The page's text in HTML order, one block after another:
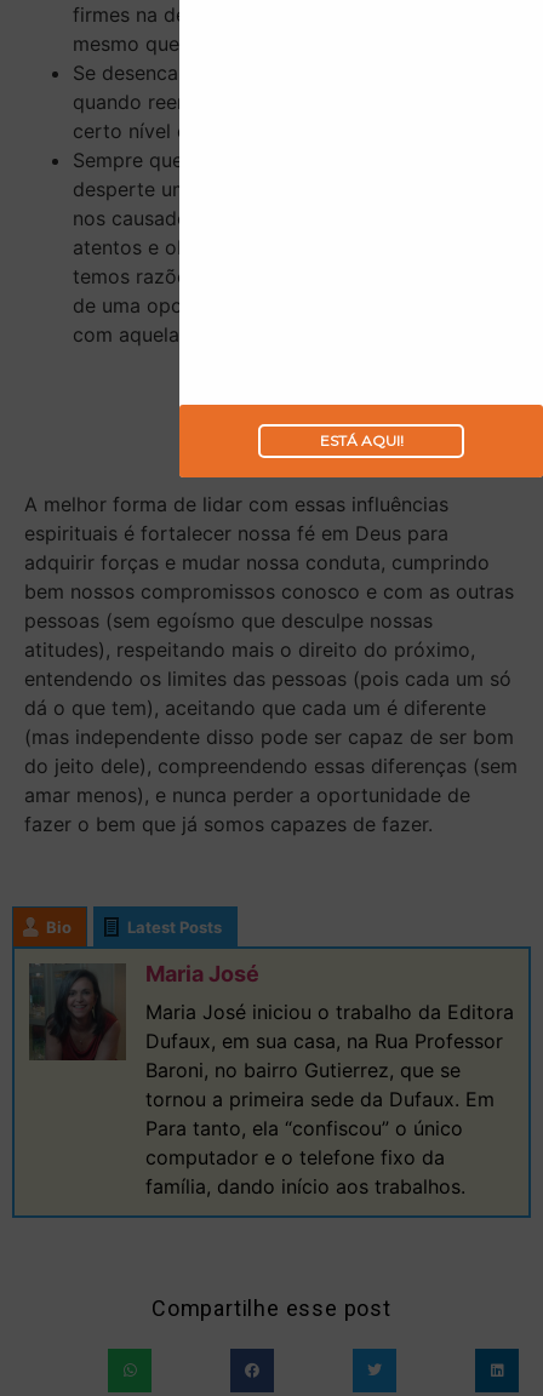
firmes na determinação de trocar os hábitos,
mesmo que leve uma vida inteira.
Se desencarnarmos um pouco melhor de
quando reencarnamos, já teremos alcançado
certo nível de progresso espiritual.
Sempre que nos encontrarmos com alguém que
desperte uma antipatia gratuita, sem nunca ter
nos causado qualquer mal, podemos ficar
atentos e observar, ao longo de um tempo, se
temos razões para isso. Podemos estar diante
de uma oportunidade de reajuste do passado
com aquela pessoa.
CONCLUSÃO
A melhor forma de lidar com essas influências
espirituais é fortalecer nossa fé em Deus para
adquirir forças e mudar nossa conduta, cumprindo
bem nossos compromissos conosco e com as outras
pessoas (sem egoísmo que desculpe nossas
atitudes), respeitando mais o direito do próximo,
entendendo os limites das pessoas (pois cada um só
dá o que tem), aceitando que cada um é diferente
(mas independente disso pode ser capaz de ser bom
do jeito dele), compreendendo essas diferenças (sem
amar menos), e nunca perder a oportunidade de
fazer o bem que já somos capazes de fazer.
Bio Latest Posts
Maria José
Maria José iniciou o trabalho da Editora
Dufaux, em sua casa, na Rua Professor
Baroni, no bairro Gutierrez, que se
tornou a primeira sede da Dufaux. Em
Para tanto, ela “confiscou” o único
computador e o telefone fixo da
família, dando início aos trabalhos.
Compartilhe esse post
ESTÁ AQUI!